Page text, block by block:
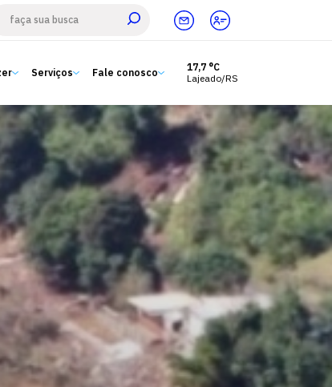
Serviços Fale conosco
17,7 °C
Lajeado/RS
Estude aqui
Ensino
A Univates
Pesquisa e Inovação
Extensão
Cultura e lazer
Serviços
Fale conosco